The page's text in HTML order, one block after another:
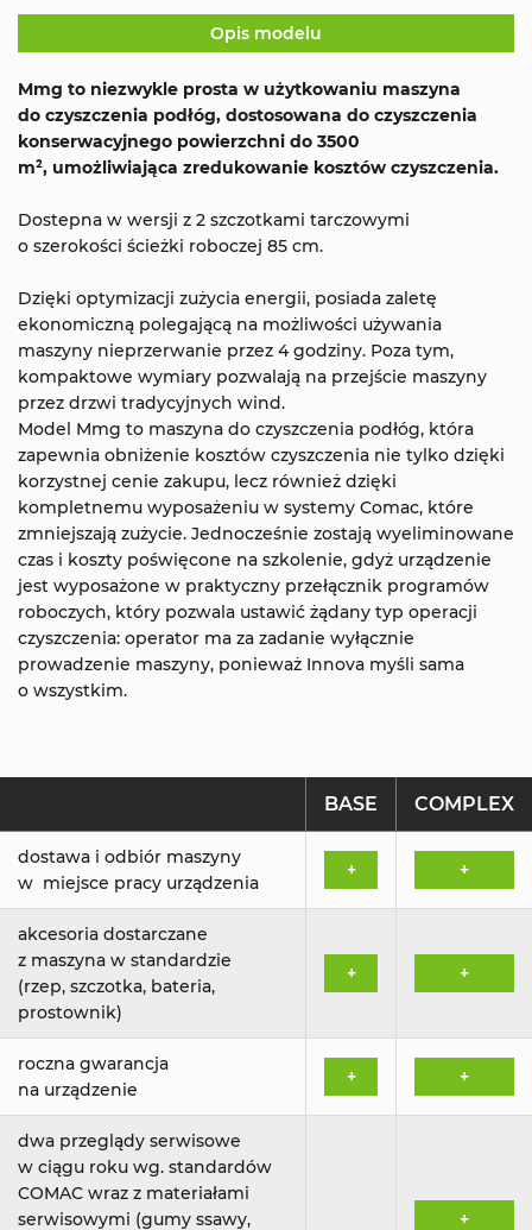
Opis modelu
Mmg to niezwykle prosta w użytkowaniu maszyna
do czyszczenia podłóg, dostosowana do czyszczenia
konserwacyjnego powierzchni do 3500
m², umożliwiająca zredukowanie kosztów czyszczenia.
Dostepna w wersji z 2 szczotkami tarczowymi
o szerokości ścieżki roboczej 85 cm.
Dzięki optymizacji zużycia energii, posiada zaletę
ekonomiczną polegającą na możliwości używania
maszyny nieprzerwanie przez 4 godziny. Poza tym,
kompaktowe wymiary pozwalają na przejście maszyny
przez drzwi tradycyjnych wind.
Model Mmg to maszyna do czyszczenia podłóg, która
zapewnia obniżenie kosztów czyszczenia nie tylko dzięki
korzystnej cenie zakupu, lecz również dzięki
kompletnemu wyposażeniu w systemy Comac, które
zmniejszają zużycie. Jednocześnie zostają wyeliminowane
czas i koszty poświęcone na szkolenie, gdyż urządzenie
jest wyposażone w praktyczny przełącznik programów
roboczych, który pozwala ustawić żądany typ operacji
czyszczenia: operator ma za zadanie wyłącznie
prowadzenie maszyny, ponieważ Innova myśli sama
o wszystkim.
BASE COMPLEX
dostawa i odbiór maszyny
w miejsce pracy urządzenia
+ +
akcesoria dostarczane
z maszyna w standardzie
(rzep, szczotka, bateria,
prostownik)
+ +
roczna gwarancja
na urządzenie
+ +
dwa przeglądy serwisowe
w ciągu roku wg. standardów
COMAC wraz z materiałami
serwisowymi (gumy ssawy,
+